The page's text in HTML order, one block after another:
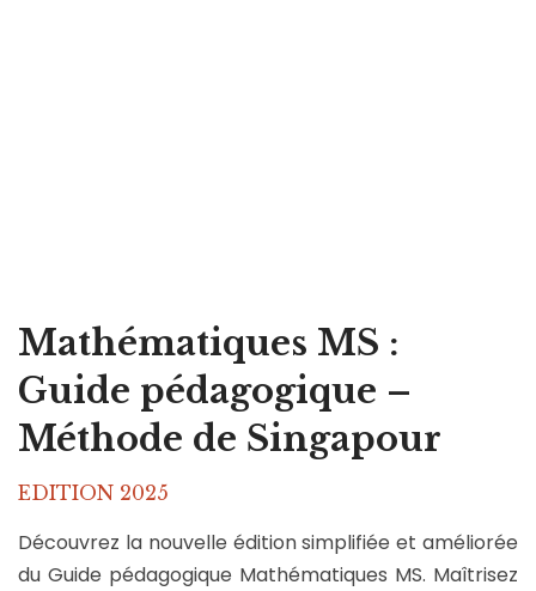
Mathématiques MS :
Guide pédagogique –
Méthode de Singapour
EDITION 2025
Découvrez la nouvelle édition simplifiée et améliorée
du Guide pédagogique Mathématiques MS. Maîtrisez